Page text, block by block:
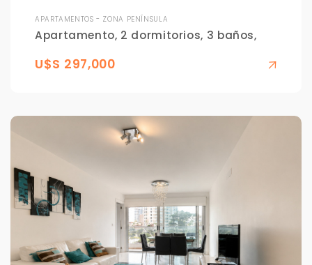
APARTAMENTOS - ZONA PENÍNSULA
Apartamento, 2 dormitorios, 3 baños,
U$S 297,000